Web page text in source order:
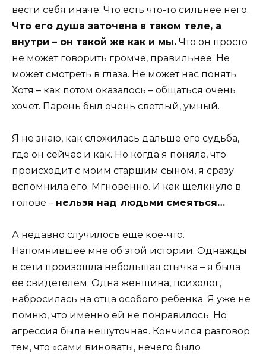
вести себя иначе. Что есть что-то сильнее него.
Что его душа заточена в таком теле, а
внутри – он такой же как и мы. Что он просто
не может говорить громче, правильнее. Не
может смотреть в глаза. Не может нас понять.
Хотя – как потом оказалось – общаться очень
хочет. Парень был очень светлый, умный.
Я не знаю, как сложилась дальше его судьба,
где он сейчас и как. Но когда я поняла, что
происходит с моим старшим сыном, я сразу
вспомнила его. Мгновенно. И как щелкнуло в
голове – нельзя над людьми смеяться…
А недавно случилось еще кое-что.
Напомнившее мне об этой истории. Однажды
в сети произошла небольшая стычка – я была
ее свидетелем. Одна женщина, психолог,
набросилась на отца особого ребенка. Я уже не
помню, что именно ей не понравилось. Но
агрессия была нешуточная. Кончился разговор
тем, что «сами виноваты, нечего было